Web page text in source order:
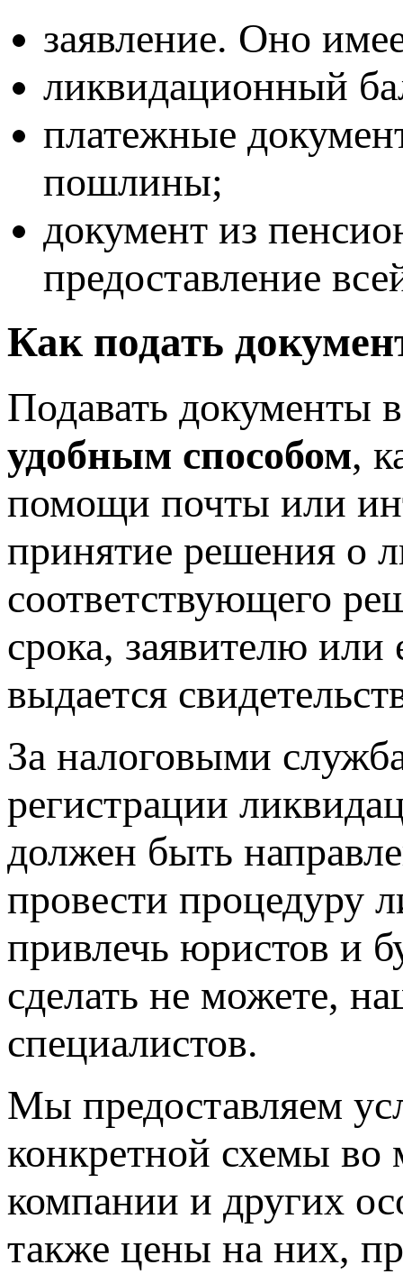
заявление. Оно
ликвидационный
платежные
пошлины;
документ из
предоставление
Как подать
Подавать документы
удобным способом,
помощи почты или
принятие решения о
соответствующего
срока, заявителю
выдается
За налоговыми
регистрации
должен быть
провести процедуру
привлечь юристов и
сделать не можете,
специалистов.
Мы предоставляем
конкретной схемы во
компании и других
также цены на них,